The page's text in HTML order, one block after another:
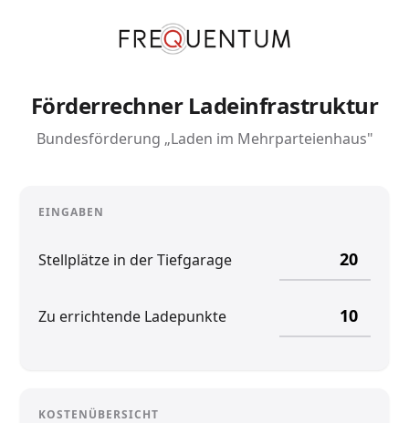
Förderrechner Ladeinfrastruktur
Bundesförderung „Laden im Mehrparteienhaus"
EINGABEN
Stellplätze in der Tiefgarage
Zu errichtende Ladepunkte
KOSTENÜBERSICHT